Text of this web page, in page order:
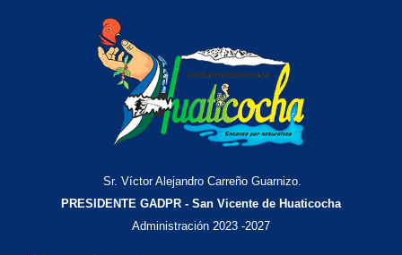
Sr. Víctor Alejandro Carreño Guarnizo.
PRESIDENTE GADPR - San Vicente de Huaticocha
Administración 2023 -2027